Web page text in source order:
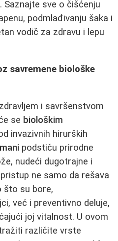
Saznajte sve o čišćenju
podmlađivanju šaka i
vodič za zdravu i lepu
savremene biološke
i savršenstvom
se biološkim
invazivnih hirurških
podstiču prirodne
nudeći dugotrajne i
ne samo da rešava
što su bore,
već i preventivno deluje,
joj vitalnost. U ovom
različite vrste